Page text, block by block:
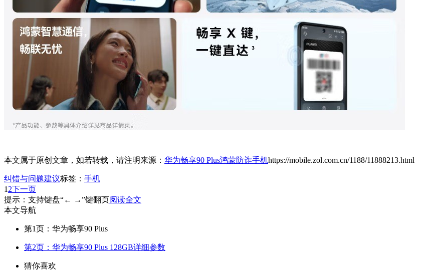
本文属于原创文章，如若转载，请注明来源： 华为畅享90 Plus鸿蒙防诈手机https://mobile.zol.com.cn/1188/11888213.html
纠错与问题建议标签： 手机
1 2下一页
提示：支持键盘“← →”键翻页阅读全文
本文导航
第1页：华为畅享90 Plus
第2页：华为畅享90 Plus 128GB详细参数
猜你喜欢